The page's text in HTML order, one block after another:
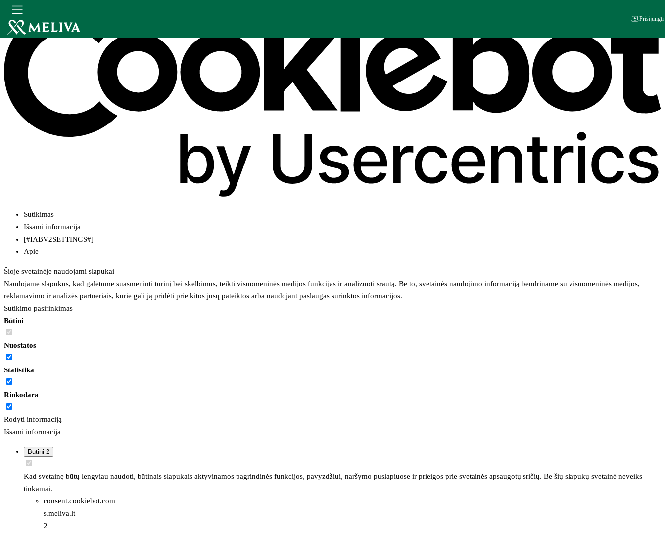
Sutikimas
Išsami informacija
[#IABV2SETTINGS#]
Apie
Šioje svetainėje naudojami slapukai
Naudojame slapukus, kad galėtume suasmeninti turinį bei skelbimus, teikti visuomeninės medijos funkcijas ir analizuoti srautą. Be to, svetainės naudojimo informaciją bendriname su visuomeninės medijos,
reklamavimo ir analizės partneriais, kurie gali ją pridėti prie kitos jūsų pateiktos arba naudojant paslaugas surinktos informacijos.
Sutikimo pasirinkimas
Būtini
Nuostatos
Statistika
Rinkodara
Rodyti informaciją
Išsami informacija
Būtini 2
Kad svetainę būtų lengviau naudoti, būtinais slapukais aktyvinamos pagrindinės funkcijos, pavyzdžiui, naršymo puslapiuose ir prieigos prie svetainės apsaugotų sričių. Be šių slapukų svetainė neveiks
tinkamai.
consent.cookiebot.com
s.meliva.lt
2
Prisijungti